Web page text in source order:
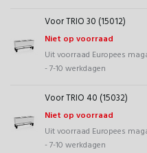
Voor TRIO 30 (15012)
Niet op voorraad
Uit voorraad Europees
- 7-10 werkdagen
Voor TRIO 40 (15032)
Niet op voorraad
Uit voorraad Europees
- 7-10 werkdagen